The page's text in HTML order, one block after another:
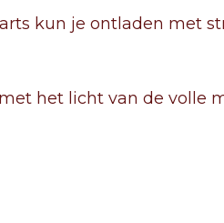
kun je ontladen met
het licht van de volle